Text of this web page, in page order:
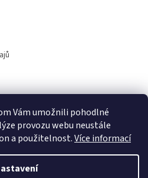
Vám umožnili pohodlné
provozu webu neustále
a použitelnost.Více informací
Shoptet